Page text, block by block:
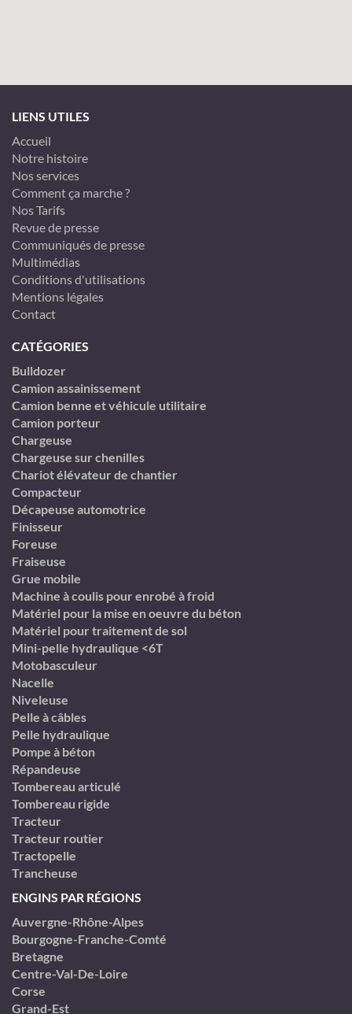
LIENS UTILES
Accueil
Notre histoire
Nos services
Comment ça marche ?
Nos Tarifs
Revue de presse
Communiqués de presse
Multimédias
Conditions d'utilisations
Mentions légales
Contact
CATÉGORIES
Bulldozer
Camion assainissement
Camion benne et véhicule utilitaire
Camion porteur
Chargeuse
Chargeuse sur chenilles
Chariot élévateur de chantier
Compacteur
Décapeuse automotrice
Finisseur
Foreuse
Fraiseuse
Grue mobile
Machine à coulis pour enrobé à froid
Matériel pour la mise en oeuvre du béton
Matériel pour traitement de sol
Mini-pelle hydraulique <6T
Motobasculeur
Nacelle
Niveleuse
Pelle à câbles
Pelle hydraulique
Pompe à béton
Répandeuse
Tombereau articulé
Tombereau rigide
Tracteur
Tracteur routier
Tractopelle
Trancheuse
ENGINS PAR RÉGIONS
Auvergne-Rhône-Alpes
Bourgogne-Franche-Comté
Bretagne
Centre-Val-De-Loire
Corse
Grand-Est